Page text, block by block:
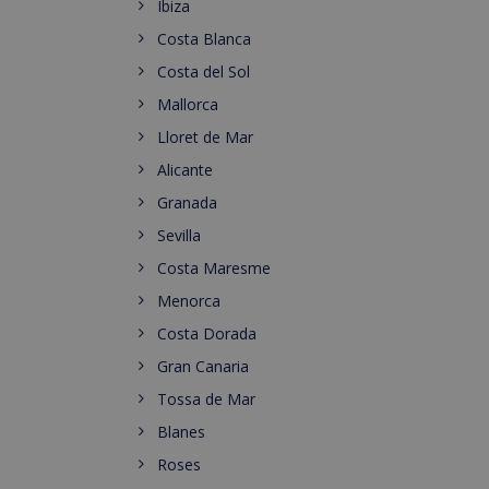
Ibiza
Costa Blanca
Costa del Sol
Mallorca
Lloret de Mar
Alicante
Granada
Sevilla
Costa Maresme
Menorca
Costa Dorada
Gran Canaria
Tossa de Mar
Blanes
Roses